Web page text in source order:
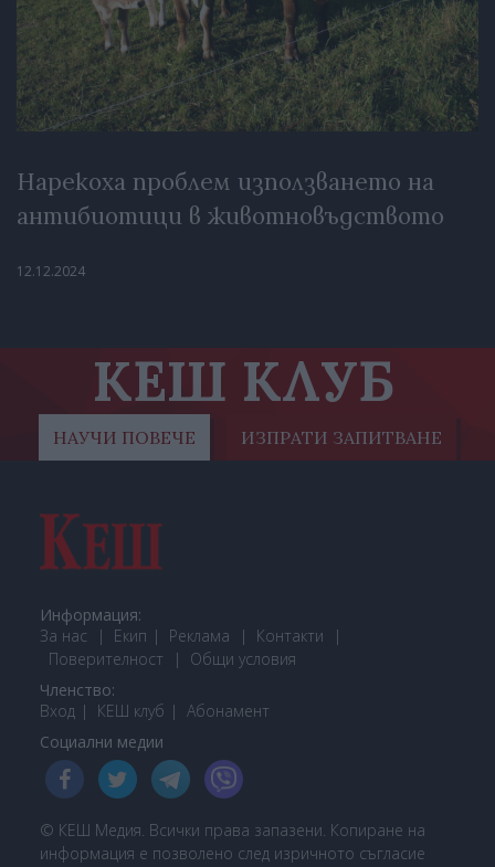
Нарекоха проблем използването на
антибиотици в животновъдството
12.12.2024
КЕШ КЛУБ
НАУЧИ ПОВЕЧЕ ИЗПРАТИ ЗАПИТВАНЕ
Информация:
За нас
Екип Реклама
Контакти
Поверителност
Общи условия
Членство:
Вход
КЕШ клуб Абонамент
Социални медии
© КЕШ Медия. Всички права запазени. Копиране на
информация е позволено след изричното съгласие